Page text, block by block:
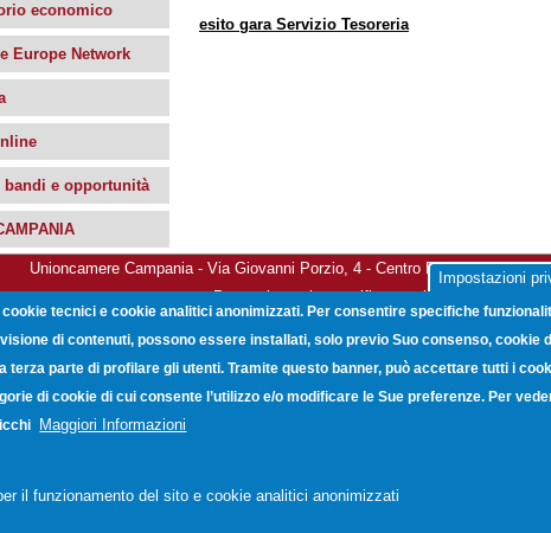
esito gara Servizio Tesoreria
economico
Europe Network
bandi e opportunità
Unioncamere Campania - Via Giovanni Porzio, 4 - Centro Direzionale Isola
Posta elettronica certificata:
Impostazioni
tecnici e cookie analitici anonimizzati. Per consentire specifiche
di contenuti, possono essere installati, solo previo Suo consenso, cookie
terza parte di profilare gli utenti. Tramite questo banner, può accettare tutti i
di cookie di cui consente l’utilizzo e/o modificare le Sue preferenze. Per
Maggiori Informazioni
il funzionamento del sito e cookie analitici anonimizzati